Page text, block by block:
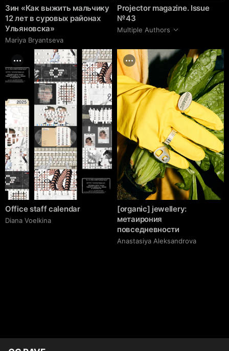
Зин «Как выжить мальчику
12 лет в суровых районах
Ульяновска»
Mariya Bryantseva
Projector magazine. Issue
№ 43
Multiple Authors
Office staff calendar
Diana Voelkina
[organic] jewellery:
метаирония
повседневности
Anastasiya Aleksandrova